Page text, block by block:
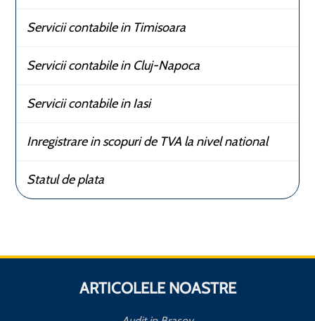
Servicii contabile in Timisoara
Servicii contabile in Cluj-Napoca
Servicii contabile in Iasi
Inregistrare in scopuri de TVA la nivel national
Statul de plata
ARTICOLELE NOASTRE